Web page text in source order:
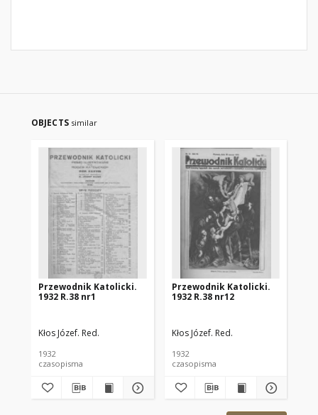
OBJECTS similar
Przewodnik Katolicki.
1932 R.38 nr1
Kłos Józef. Red.
1932
czasopisma
Przewodnik Katolicki.
1932 R.38 nr12
Kłos Józef. Red.
1932
czasopisma